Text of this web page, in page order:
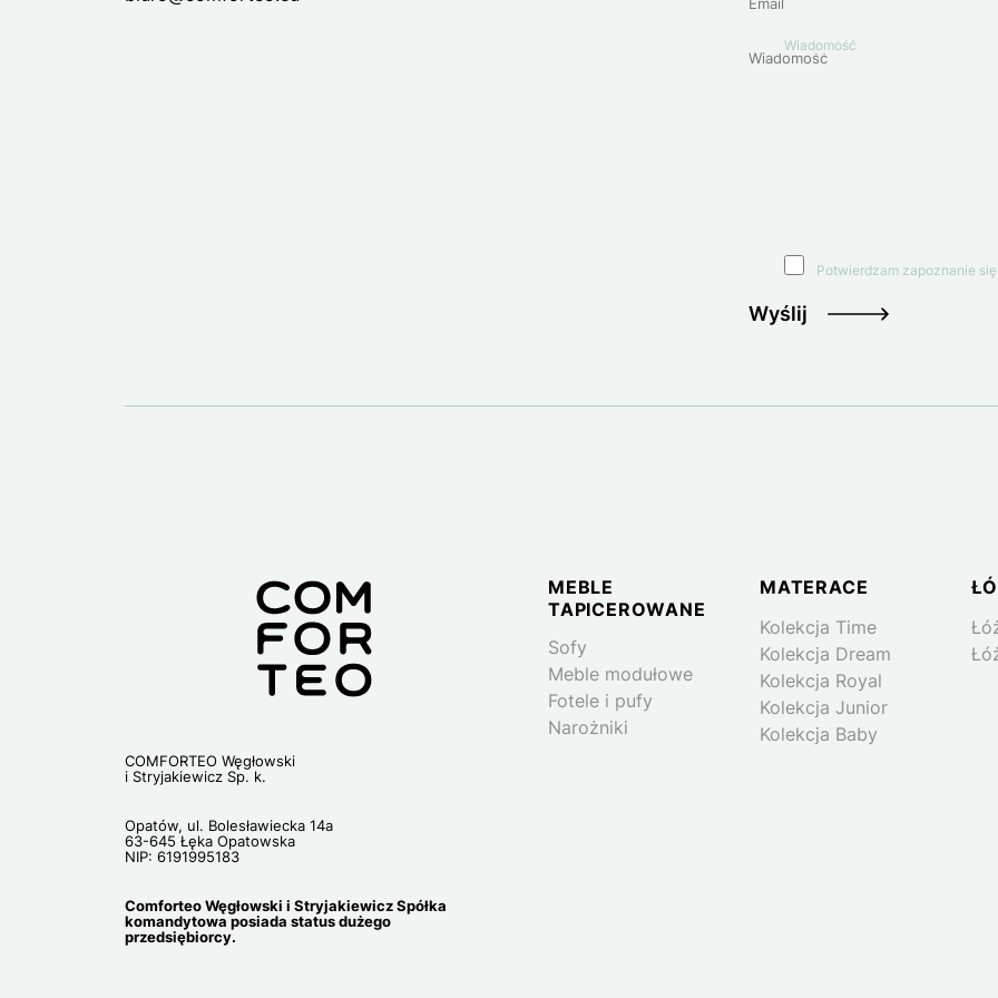
Wiadomość
Potwierdzam zapoznanie
Wyślij
COMFORTEO Węgłowski
i Stryjakiewicz Sp. k.
Opatów, ul. Bolesławiecka 14a
63-645 Łęka Opatowska
NIP: 6191995183
Comforteo Węgłowski i Stryjakiewicz Spółka
komandytowa posiada status dużego
przedsiębiorcy.
MEBLE
TAPICEROWANE
Sofy
Meble modułowe
Fotele i pufy
Narożniki
MATERACE
Kolekcja Time
Kolekcja Dream
Kolekcja Royal
Kolekcja Junior
Kolekcja Baby